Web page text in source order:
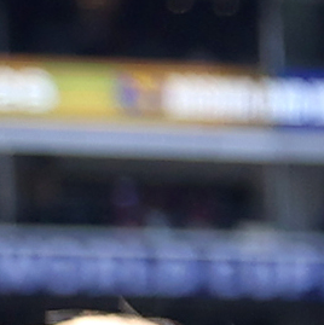
večeras je u Wroclawu
sutrašnji meč Lige
su se uputili u hotel na
večere bh. reprezentativac
stolicu i zapjevao poznati